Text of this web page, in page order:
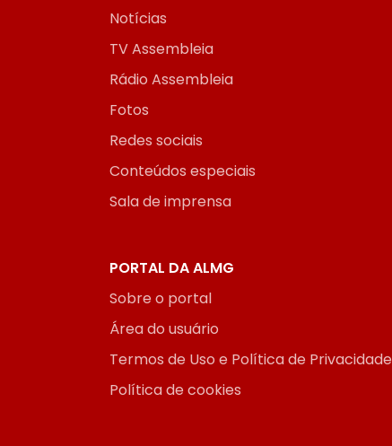
Notícias
TV Assembleia
Rádio Assembleia
Fotos
Redes sociais
Conteúdos especiais
Sala de imprensa
PORTAL DA ALMG
Sobre o portal
Área do usuário
Termos de Uso e Política de Privacidade
Política de cookies